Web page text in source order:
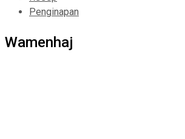
Penginapan
Wamenhaj